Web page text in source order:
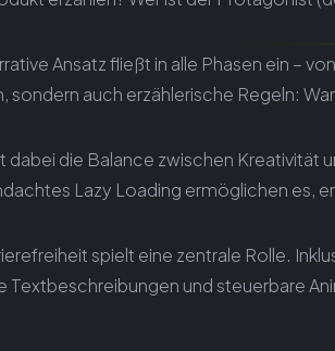
Ansatz fließt in alle Phasen ein –
sondern auch erzählerische Regeln:
dabei die Balance zwischen Kreativität
Lazy Loading ermöglichen es,
spielt eine zentrale Rolle.
Textbeschreibungen und steuerbare